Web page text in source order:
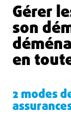
Gérer
son
en
2 modes